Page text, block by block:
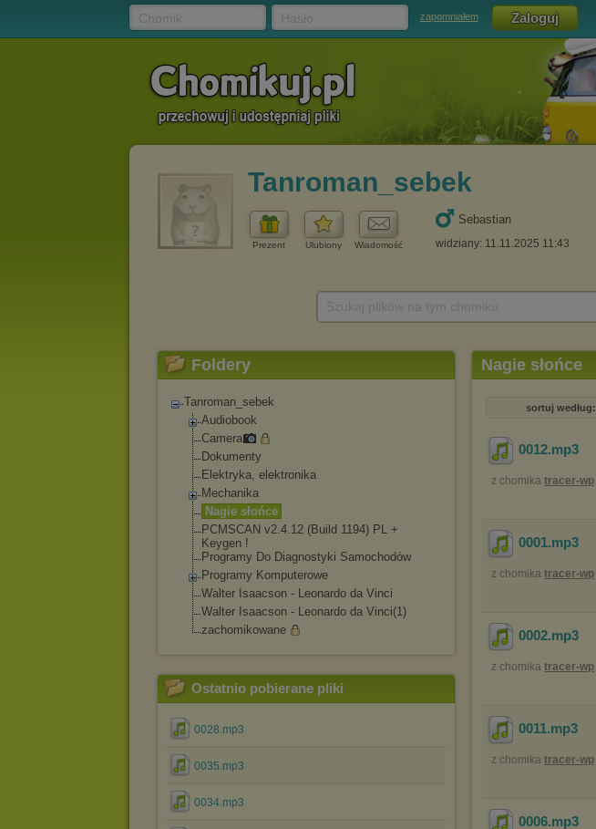
zapomniałem
Tanroman_sebek
Prezent Ulubiony Wiadomość
Sebastian
widziany: 11.11.2025 11:43
Foldery
Tanroman_sebek
Audiobook
Camera
Dokumenty
Elektryka, elektronika
Mechanika
Nagie słońce
PCMSCAN v2.4.12 (Build 1194) PL +
Keygen !
Programy Do Diagnostyki Samochodów
Programy Komputerowe
Walter Isaacson - Leonardo da Vinci
Walter Isaacson - Leonardo da Vinci(1)
zachomikowane
Ostatnio pobierane pliki
0028.mp3
0035.mp3
0034.mp3
Nagie słońce
sortuj według:
0012.mp3
z chomika tracer-wp
0001.mp3
z chomika tracer-wp
0002.mp3
z chomika tracer-wp
0011.mp3
z chomika tracer-wp
0006.mp3